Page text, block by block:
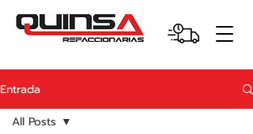
Entrada
All Posts